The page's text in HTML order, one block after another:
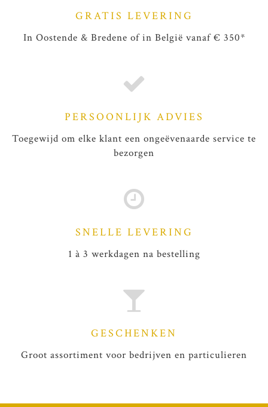
GRATIS LEVERING
In Oostende & Bredene of in België vanaf € 350*
PERSOONLIJK ADVIES
Toegewijd om elke klant een ongeëvenaarde service te
bezorgen
SNELLE LEVERING
1 à 3 werkdagen na bestelling
GESCHENKEN
Groot assortiment voor bedrijven en particulieren